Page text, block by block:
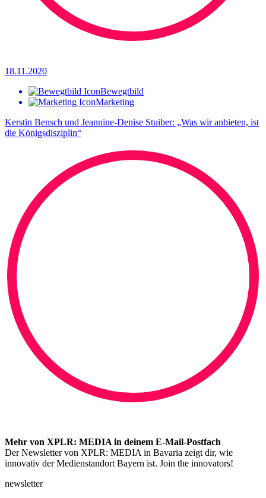
18.11.2020
Bewegtbild
Marketing
Kerstin Bensch und Jeannine-Denise Stuiber: „Was wir anbieten, ist
die Königsdisziplin“
Mehr von XPLR: MEDIA in deinem E-Mail-Postfach
Der Newsletter von XPLR: MEDIA in Bavaria zeigt dir, wie
innovativ der Medienstandort Bayern ist. Join the innovators!
newsletter